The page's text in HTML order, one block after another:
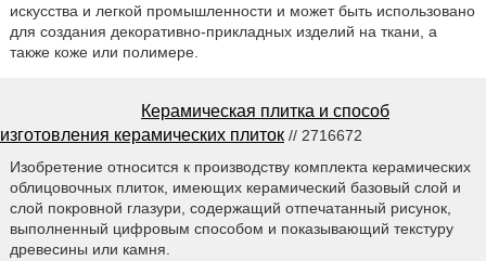
искусства и легкой промышленности и может быть использовано
для создания декоративно-прикладных изделий на ткани, а
также коже или полимере.
Керамическая плитка и способ
изготовления керамических плиток // 2716672
Изобретение относится к производству комплекта керамических
облицовочных плиток, имеющих керамический базовый слой и
слой покровной глазури, содержащий отпечатанный рисунок,
выполненный цифровым способом и показывающий текстуру
древесины или камня.